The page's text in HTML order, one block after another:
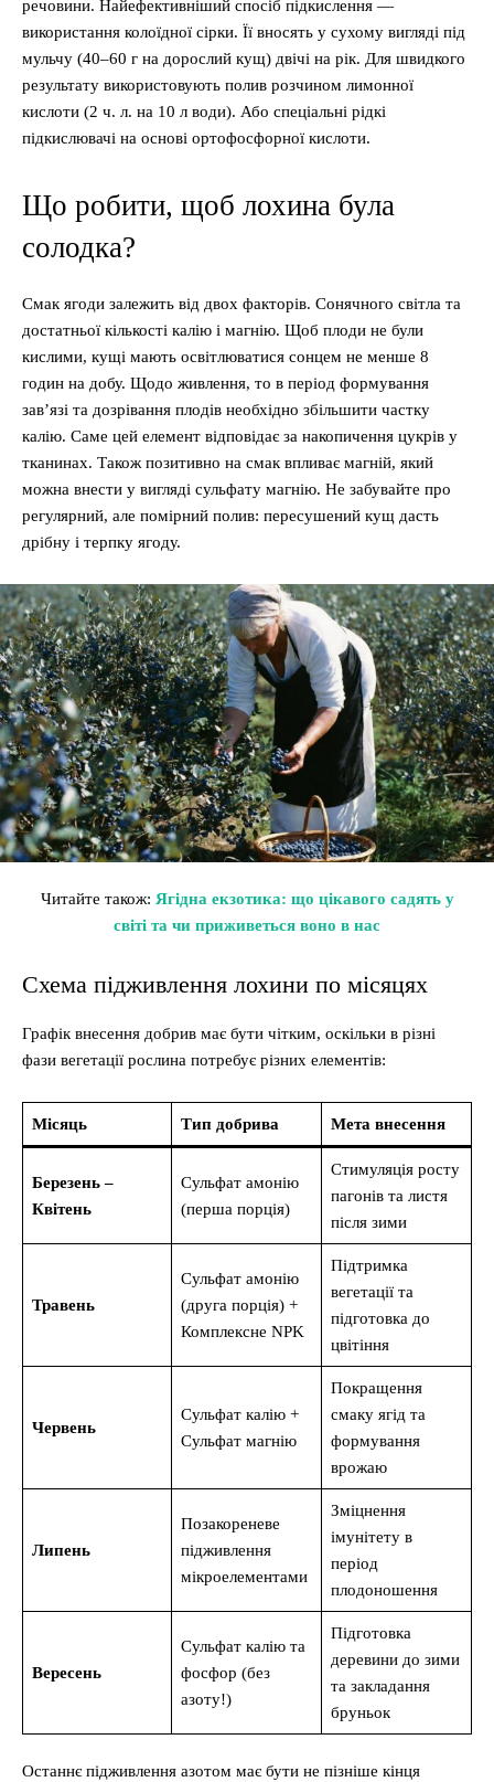
речовини. Найефективніший спосіб підкислення —
використання колоїдної сірки. Її вносять у сухому вигляді під
мульчу (40–60 г на дорослий кущ) двічі на рік. Для швидкого
результату використовують полив розчином лимонної
кислоти (2 ч. л. на 10 л води). Або спеціальні рідкі
підкислювачі на основі ортофосфорної кислоти.
Що робити, щоб лохина була
солодка?
Смак ягоди залежить від двох факторів. Сонячного світла та
достатньої кількості калію і магнію. Щоб плоди не були
кислими, кущі мають освітлюватися сонцем не менше 8
годин на добу. Щодо живлення, то в період формування
зав’язі та дозрівання плодів необхідно збільшити частку
калію. Саме цей елемент відповідає за накопичення цукрів у
тканинах. Також позитивно на смак впливає магній, який
можна внести у вигляді сульфату магнію. Не забувайте про
регулярний, але помірний полив: пересушений кущ дасть
дрібну і терпку ягоду.
Читайте також: Ягідна екзотика: що цікавого садять у
світі та чи приживеться воно в нас
Схема підживлення лохини по місяцях
Графік внесення добрив має бути чітким, оскільки в різні
фази вегетації рослина потребує різних елементів:
Місяць Тип добрива Мета внесення
Березень –
Квітень
Сульфат амонію
(перша порція)
Стимуляція росту
пагонів та листя
після зими
Травень
Сульфат амонію
(друга порція) +
Комплексне NPK
Підтримка
вегетації та
підготовка до
цвітіння
Червень
Сульфат калію +
Сульфат магнію
Покращення
смаку ягід та
формування
врожаю
Липень
Позакореневе
підживлення
мікроелементами
Зміцнення
імунітету в
період
плодоношення
Вересень
Сульфат калію та
фосфор (без
азоту!)
Підготовка
деревини до зими
та закладання
бруньок
Останнє підживлення азотом має бути не пізніше кінця